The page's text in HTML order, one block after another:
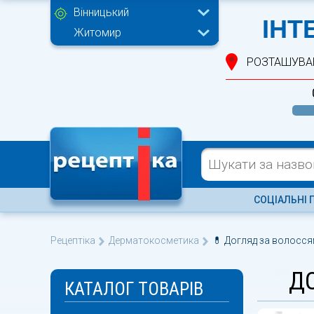
Вінницький
Житомир
СОЦІАЛЬНІ
Рецептіка Дерматокосметика 💊 Догляд за
КАТАЛОГ ТОВАРІВ